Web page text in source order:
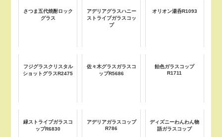
さつま五代焼酎ロック
グラス
アデリアグラスハニー
ストライプガラスコッ
プ
オリオン湯呑R1093
フジグラスクリスタル
ショットグラスR2475
佐々木グラスガラスコ
ップR5686
飴色ガラスコップ
R1711
緑ストライプガラスコ
ップR6830
アデリアガラスコップ
R786
ディズニーわんわん物
語ガラスコップ